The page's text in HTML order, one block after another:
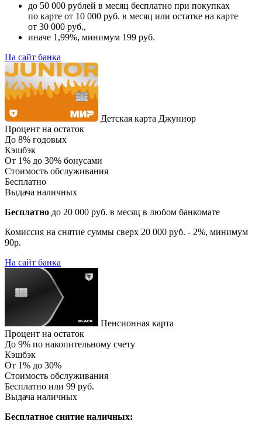
до 50 000 рублей в месяц бесплатно при покупках
по карте от 10 000 руб. в месяц или остатке на карте
от 30 000 руб.,
иначе 1,99%, минимум 199 руб.
На сайт банка
Детская карта Джуниор
Процент на остаток
До 8% годовых
Кэшбэк
От 1% до 30% бонусами
Стоимость обслуживания
Бесплатно
Выдача наличных
Бесплатно до 20 000 руб. в месяц в любом банкомате
Комиссия на снятие суммы сверх 20 000 руб. - 2%, минимум
90р.
На сайт банка
Пенсионная карта
Процент на остаток
До 9% по накопительному счету
Кэшбэк
От 1% до 30%
Стоимость обслуживания
Бесплатно или 99 руб.
Выдача наличных
Бесплатное снятие наличных: